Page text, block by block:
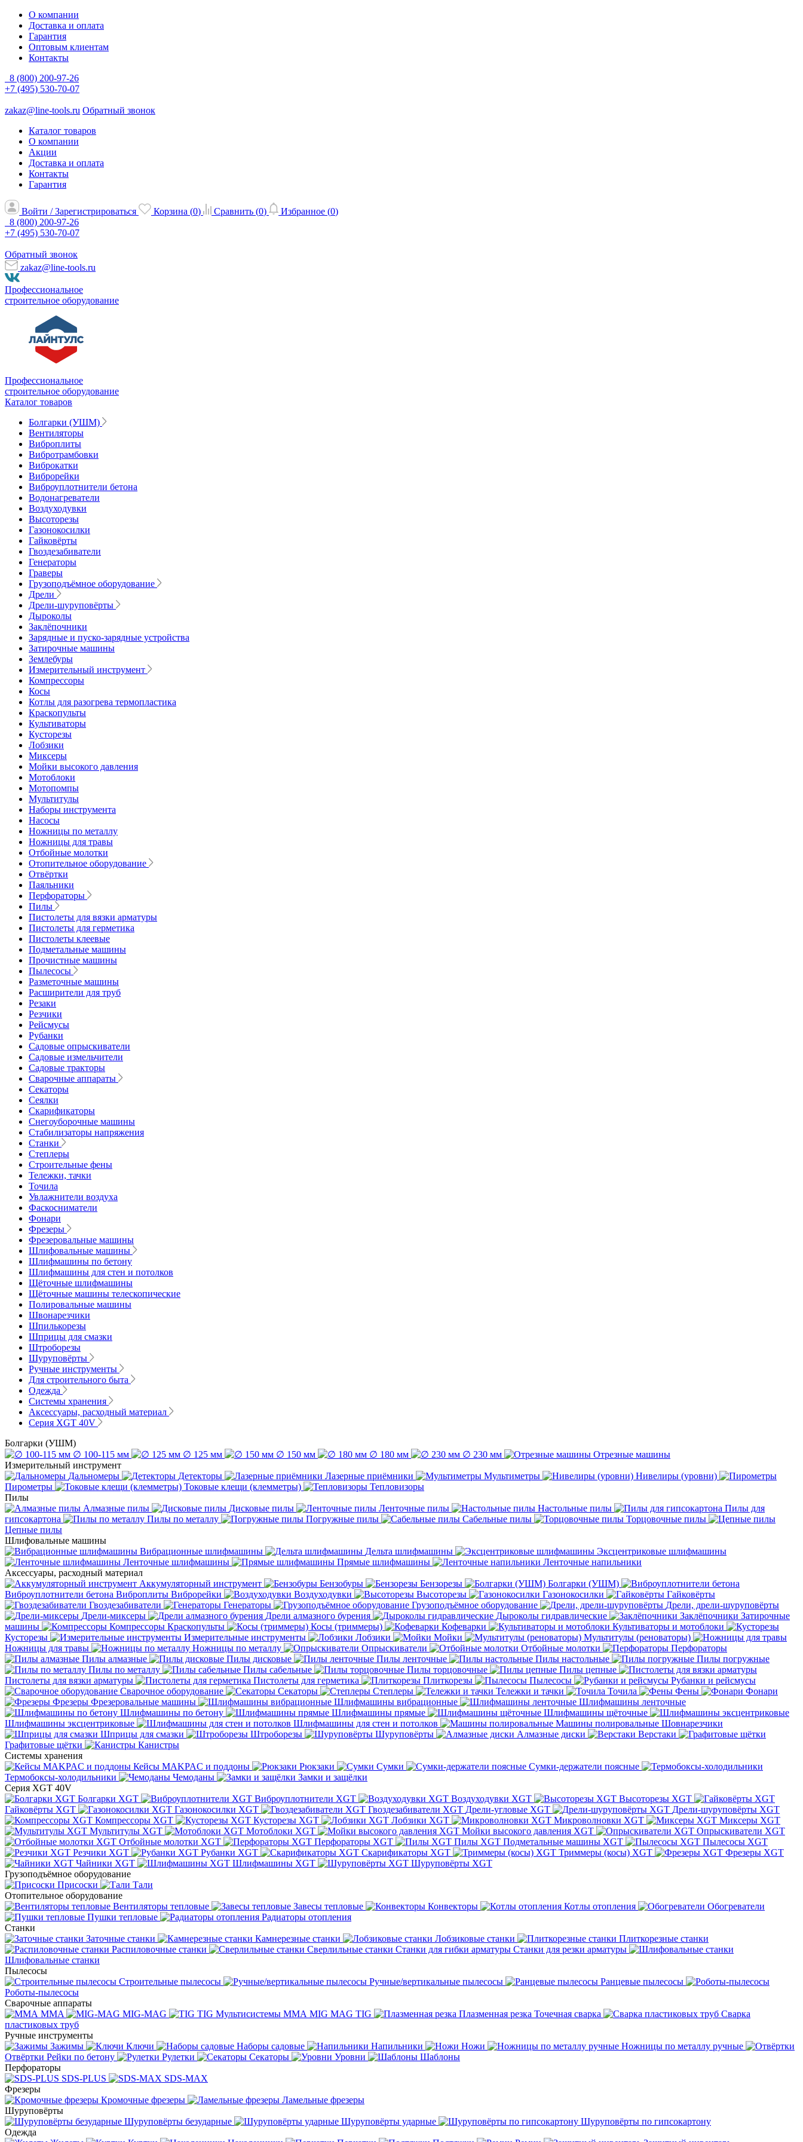
О компании
Доставка и оплата
Гарантия
Оптовым клиентам
Контакты
8 (800) 200-97-26
+7 (495) 530-70-07
zakaz@line-tools.ru Обратный звонок
Каталог товаров
О компании
Акции
Доставка и оплата
Контакты
Гарантия
Войти / Зарегистрироваться Корзина (0) Сравнить (0) Избранное (0)
8 (800) 200-97-26
+7 (495) 530-70-07
Обратный звонок
zakaz@line-tools.ru
Профессиональное
строительное оборудование
Профессиональное
строительное оборудование
Каталог товаров
Болгарки (УШМ)
Вентиляторы
Виброплиты
Вибротрамбовки
Виброкатки
Виброрейки
Виброуплотнители бетона
Водонагреватели
Воздуходувки
Высоторезы
Газонокосилки
Гайковёрты
Гвоздезабиватели
Генераторы
Граверы
Грузоподъёмное оборудование
Дрели
Дрели-шуруповёрты
Дыроколы
Заклёпочники
Зарядные и пуско-зарядные устройства
Затирочные машины
Землебуры
Измерительный инструмент
Компрессоры
Косы
Котлы для разогрева термопластика
Краскопульты
Культиваторы
Кусторезы
Лобзики
Миксеры
Мойки высокого давления
Мотоблоки
Мотопомпы
Мультитулы
Наборы инструмента
Насосы
Ножницы по металлу
Ножницы для травы
Отбойные молотки
Отопительное оборудование
Отвёртки
Паяльники
Перфораторы
Пилы
Пистолеты для вязки арматуры
Пистолеты для герметика
Пистолеты клеевые
Подметальные машины
Прочистные машины
Пылесосы
Разметочные машины
Расширители для труб
Резаки
Резчики
Рейсмусы
Рубанки
Садовые опрыскиватели
Садовые измельчители
Садовые тракторы
Сварочные аппараты
Секаторы
Сеялки
Скарификаторы
Снегоуборочные машины
Стабилизаторы напряжения
Станки
Степлеры
Строительные фены
Тележки, тачки
Точила
Увлажнители воздуха
Фаскосниматели
Фонари
Фрезеры
Фрезеровальные машины
Шлифовальные машины
Шлифмашины по бетону
Шлифмашины для стен и потолков
Щёточные шлифмашины
Щёточные машины телескопические
Полировальные машины
Швонарезчики
Шпилькорезы
Шприцы для смазки
Штроборезы
Шуруповёрты
Ручные инструменты
Для строительного быта
Одежда
Системы хранения
Аксессуары, расходный материал
Серия XGT 40V
Болгарки (УШМ)
∅ 100-115 мм
∅ 125 мм ∅ 150 мм ∅ 180 мм ∅ 230 мм
Отрезные машины
Измерительный инструмент
Дальномеры
Детекторы Лазерные приёмники Мультиметры
Нивелиры (уровни)
Пирометры
Токовые клещи (клемметры)
Тепловизоры
Пилы
Алмазные пилы
Дисковые пилы Ленточные пилы Настольные пилы
Пилы для
гипсокартона
Пилы по металлу Погружные пилы Сабельные пилы
Торцовочные пилы
Цепные пилы
Шлифовальные машины
Вибрационные шлифмашины
Дельта шлифмашины
Эксцентриковые шлифмашины
Ленточные шлифмашины
Прямые шлифмашины
Ленточные напильники
Аксессуары, расходный материал
Аккумуляторный инструмент
Бензобуры Бензорезы
Болгарки (УШМ)
Виброуплотнители бетона Виброплиты Виброрейки Воздуходувки Высоторезы Газонокосилки
Гайковёрты
Гвоздезабиватели
Генераторы Грузоподъёмное оборудование
Дрели, дрели-шуруповёрты
Дрели-миксеры
Дрели алмазного бурения Дыроколы гидравлические Заклёпочники Затирочные
машины
Компрессоры Краскопульты Косы (триммеры) Кофеварки
Культиваторы и мотоблоки
Кусторезы
Измерительные инструменты Лобзики Мойки
Мультитулы (реноваторы)
Ножницы для травы
Ножницы по металлу Опрыскиватели Отбойные молотки
Перфораторы
Пилы алмазные
Пилы дисковые Пилы ленточные Пилы настольные
Пилы погружные
Пилы по металлу
Пилы сабельные Пилы торцовочные
Пилы цепные
Пистолеты для вязки арматуры
Пистолеты для герметика Плиткорезы Пылесосы
Рубанки и рейсмусы
Сварочное оборудование
Секаторы Степлеры Тележки и тачки Точила Фены
Фонари
Фрезеры Фрезеровальные машины Шлифмашины вибрационные
Шлифмашины ленточные
Шлифмашины по бетону
Шлифмашины прямые
Шлифмашины щёточные
Шлифмашины эксцентриковые
Шлифмашины для стен и потолков Машины полировальные Шовнарезчики
Шприцы для смазки
Штроборезы Шуруповёрты Алмазные диски
Верстаки
Графитовые щётки
Канистры
Системы хранения
Кейсы MAKPAC и поддоны
Рюкзаки Сумки
Сумки-держатели поясные
Термобоксы-холодильники
Чемоданы
Замки и защёлки
Серия XGT 40V
Болгарки XGT
Виброуплотнители XGT Воздуходувки XGT
Высоторезы XGT
Гайковёрты XGT
Газонокосилки XGT Гвоздезабиватели XGT Дрели-угловые XGT
Дрели-шуруповёрты XGT
Компрессоры XGT
Кусторезы XGT Лобзики XGT Микроволновки XGT
Миксеры XGT
Мультитулы XGT
Мотоблоки XGT Мойки высокого давления XGT
Опрыскиватели XGT
Отбойные молотки XGT
Перфораторы XGT Пилы XGT Подметальные машины XGT
Пылесосы XGT
Резчики XGT
Рубанки XGT Скарификаторы XGT Триммеры (косы) XGT
Фрезеры XGT
Чайники XGT
Шлифмашины XGT
Шуруповёрты XGT
Грузоподъёмное оборудование
Присоски
Тали
Отопительное оборудование
Вентиляторы тепловые
Завесы тепловые Конвекторы Котлы отопления
Обогреватели
Пушки тепловые
Радиаторы отопления
Станки
Заточные станки
Камнерезные станки Лобзиковые станки
Плиткорезные станки
Распиловочные станки
Сверлильные станки Станки для гибки арматуры Станки для резки арматуры
Шлифовальные станки
Пылесосы
Строительные пылесосы
Ручные/вертикальные пылесосы
Ранцевые пылесосы
Роботы-пылесосы
Сварочные аппараты
MMA
MIG-MAG TIG Мультисистемы ММА MIG MAG TIG Плазменная резка Точечная сварка
Cварка
пластиковых труб
Ручные инструменты
Зажимы
Ключи Наборы садовые Напильники Ножи
Ножницы по металлу ручные
Отвёртки Рейки по бетону Рулетки Секаторы Уровни
Шаблоны
Перфораторы
SDS-PLUS
SDS-MAX
Фрезеры
Кромочные фрезеры
Ламельные фрезеры
Шуруповёрты
Шуруповёрты безударные
Шуруповёрты ударные
Шуруповёрты по гипсокартону
Одежда